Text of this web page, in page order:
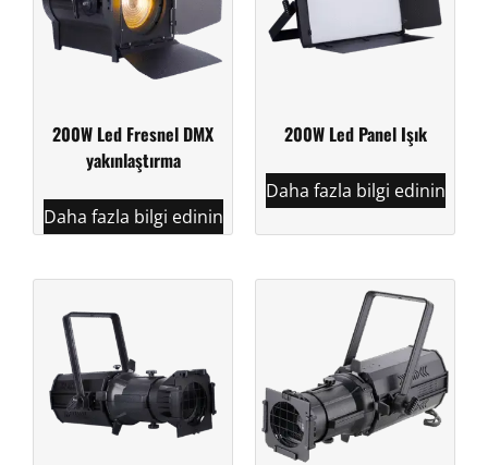
200W Led Fresnel DMX
yakınlaştırma
Daha fazla bilgi edinin
200W Led Panel Işık
Daha fazla bilgi edinin